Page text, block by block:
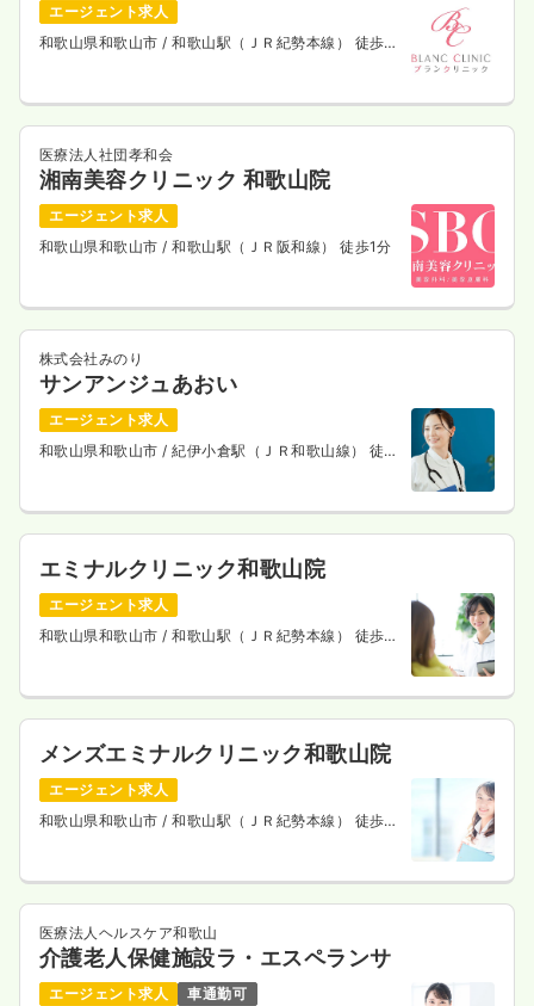
エージェント求人
和歌山県和歌山市 / 和歌山駅（ＪＲ紀勢本線） 徒歩2
医療法人社団孝和会
湘南美容クリニック 和歌山院
エージェント求人
和歌山県和歌山市 / 和歌山駅（ＪＲ阪和線） 徒歩1分
株式会社みのり
サンアンジュあおい
エージェント求人
和歌山県和歌山市 / 紀伊小倉駅（ＪＲ和歌山線） 徒歩
エミナルクリニック和歌山院
エージェント求人
和歌山県和歌山市 / 和歌山駅（ＪＲ紀勢本線） 徒歩5
メンズエミナルクリニック和歌山院
エージェント求人
和歌山県和歌山市 / 和歌山駅（ＪＲ紀勢本線） 徒歩1
医療法人ヘルスケア和歌山
介護老人保健施設ラ・エスペランサ
エージェント求人
車通勤可